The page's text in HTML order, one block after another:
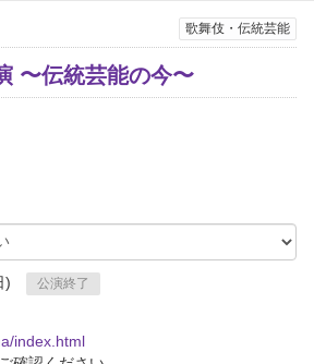
歌舞伎・伝統芸能
〜伝統芸能の今〜
)
公演終了
index.html